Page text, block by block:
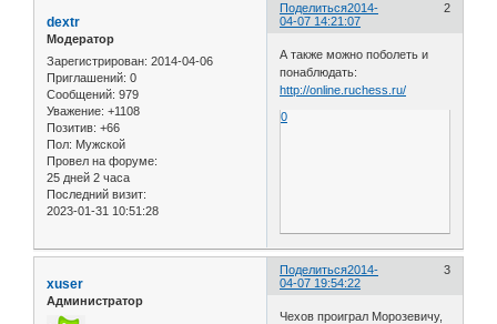
Поделиться 2
2014-
04-07 14:21:07
dextr
Модератор
Зарегистрирован: 2014-04-06
Приглашений: 0
Сообщений: 979
Уважение: +1108
Позитив: +66
Пол: Мужской
Провел на форуме:
25 дней 2 часа
Последний визит:
2023-01-31 10:51:28
А также можно поболеть и
понаблюдать:
http://online.ruchess.ru/
0
Поделиться 3
2014-
04-07 19:54:22
xuser
Администратор
Чехов проиграл Морозевичу,